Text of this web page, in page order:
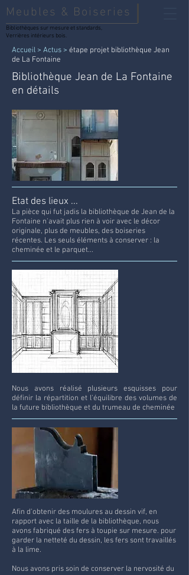
Bibliothèques sur mesure et standards,
Verrières intérieurs bois.
Meubles & Boiseries
Accueil > Actus > étape projet bibliothèque Jean
de La Fontaine
Bibliothèque Jean de La Fontaine
en détails
Etat des lieux ...
La pièce qui fut jadis la bibliothèque de Jean de la
Fontaine n'avait plus rien à voir avec le décor
originale, plus de meubles, des boiseries
récentes. Les seuls éléments à conserver : la
cheminée et le parquet...
Nous avons réalisé plusieurs esquisses pour
définir la répartition et l'équilibre des volumes de
la future bibliothèque et du trumeau de cheminée
Afin d'obtenir des moulures au dessin vif, en
rapport avec la taille de la bibliothèque, nous
avons fabriqué des fers à toupie sur mesure. pour
garder la netteté du dessin, les fers sont travaillés
à la lime.
Nous avons pris soin de conserver la nervosité du